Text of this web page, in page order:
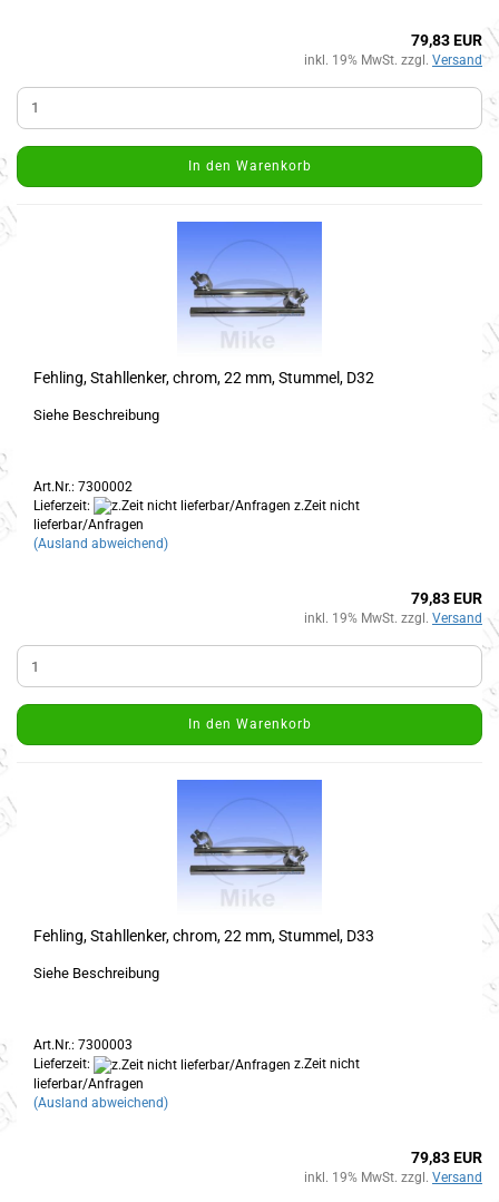
79,83 EUR
inkl. 19% MwSt. zzgl. Versand
In den Warenkorb
Fehling, Stahllenker, chrom, 22 mm, Stummel, D32
Siehe Beschreibung
Art.Nr.: 7300002
Lieferzeit:
z.Zeit nicht
lieferbar/Anfragen
(Ausland abweichend)
79,83 EUR
inkl. 19% MwSt. zzgl. Versand
In den Warenkorb
Fehling, Stahllenker, chrom, 22 mm, Stummel, D33
Siehe Beschreibung
Art.Nr.: 7300003
Lieferzeit:
z.Zeit nicht
lieferbar/Anfragen
(Ausland abweichend)
79,83 EUR
inkl. 19% MwSt. zzgl. Versand